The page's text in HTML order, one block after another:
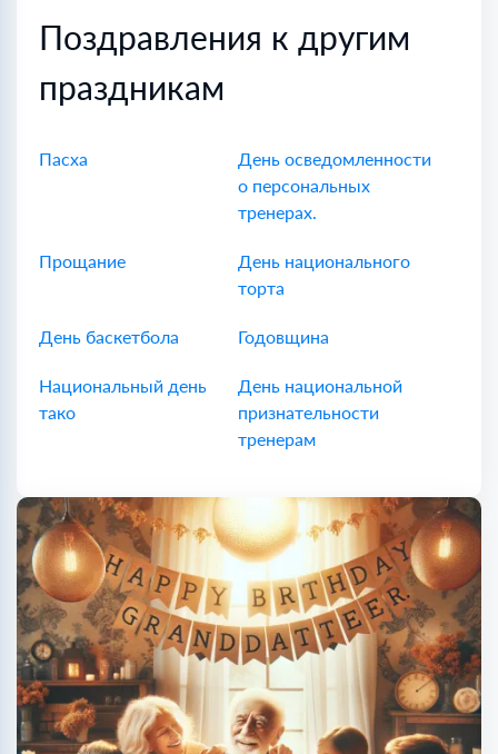
Поздравления к другим
праздникам
Пасха
День осведомленности
о персональных
тренерах.
Прощание
День национального
торта
День баскетбола Годовщина
Национальный день
тако
День национальной
признательности
тренерам